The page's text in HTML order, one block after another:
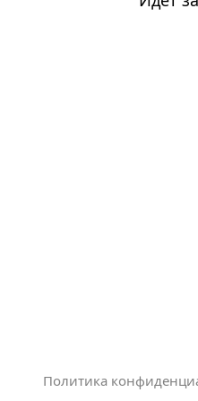
Политика